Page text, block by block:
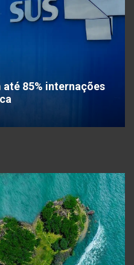
85% internações